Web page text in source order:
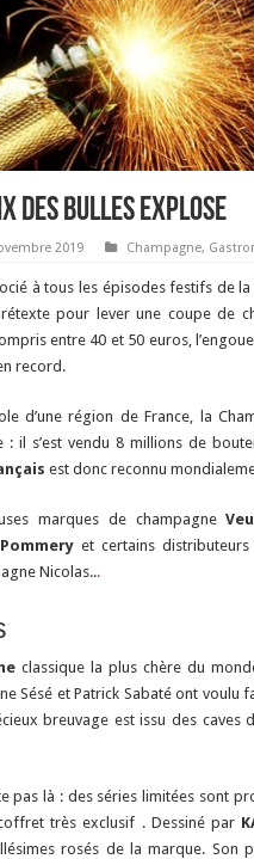
des bulles explose
2019 Champagne,
à tous les épisodes festifs de
pour lever une coupe de
entre 40 et 50 euros,
record.
d’une région de France, la
: il s’est vendu 8 millions de
est donc reconnu
marques de champagne
et certains
Nicolas...
classique la plus chère du
Sésé et Patrick Sabaté ont
breuvage est issu des caves
pas là : des séries limitées sont
très exclusif . Dessiné par
rosés de la marque. Son